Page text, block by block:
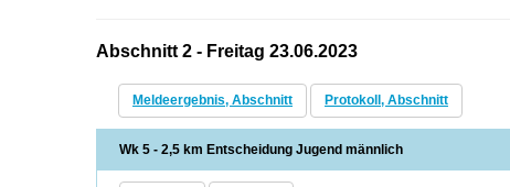
Abschnitt 2 - Freitag 23.06.2023
Meldeergebnis, Abschnitt Protokoll, Abschnitt
Wk 5 - 2,5 km Entscheidung Jugend männlich